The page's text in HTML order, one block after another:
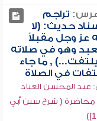
تراجم
حديث: (لا
عز وجل مقبلاً
وهو في صلاته
, ما جاء
في الصلاة
عبد المحسن العباد
( شرح سنن أبي